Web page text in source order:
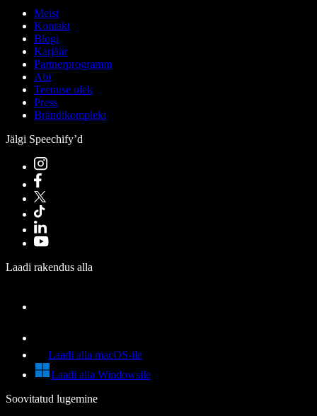
Meist
Kontakt
Blogi
Karjäär
Partnerprogramm
Abi
Teenuse olek
Press
Brändikomplekt
Jälgi Speechify’d
Laadi rakendus alla
Laadi alla macOS-ile
Laadi alla Windowsile
Soovitatud lugemine